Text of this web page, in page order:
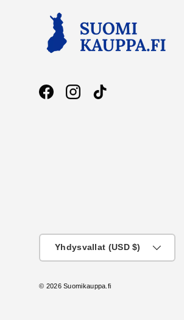
FacebookInstagramTikTok
Yhdysvallat (USD $)
© 2026Suomikauppa.fi